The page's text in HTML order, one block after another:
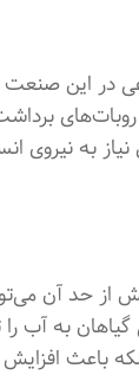
این صنعت
به
از حد آن
گیاهان
باعث